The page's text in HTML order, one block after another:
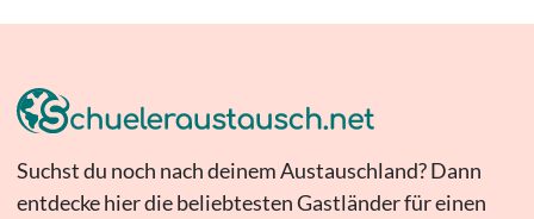
Suchst du noch nach deinem Austauschland? Dann
entdecke hier die beliebtesten Gastländer für einen